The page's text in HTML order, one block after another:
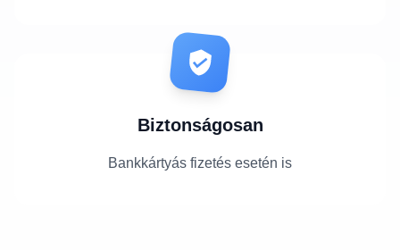
Biztonságosan
Bankkártyás fizetés esetén is